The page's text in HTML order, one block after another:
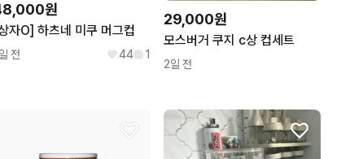
원
자O] 하츠네 미쿠 머그컵
전 44 1
29,000원
모스버거 쿠지 c상 컵세트
2일 전